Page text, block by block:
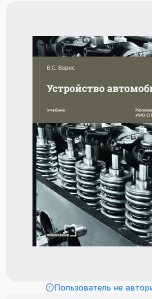
Пользователь не